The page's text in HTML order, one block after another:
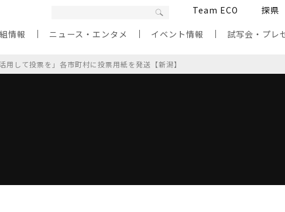
Team ECO 探県
情報 ニュース・エンタメ イベント情報 試写会・プレ
用して投票を」各市町村に投票用紙を発送【新潟】